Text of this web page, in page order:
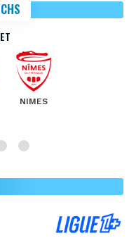
NIMES